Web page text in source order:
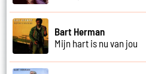
Bart Herman
Mijn hart is nu van jou